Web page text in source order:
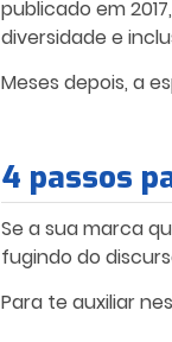
publicado em
diversidade e
Meses depois, a
4 passos
Se a sua marca
fugindo do
Para te auxiliar